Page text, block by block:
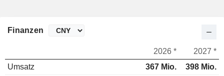
Finanzen
2026 *
2027 *
Umsatz
367 Mio.
398 Mio.